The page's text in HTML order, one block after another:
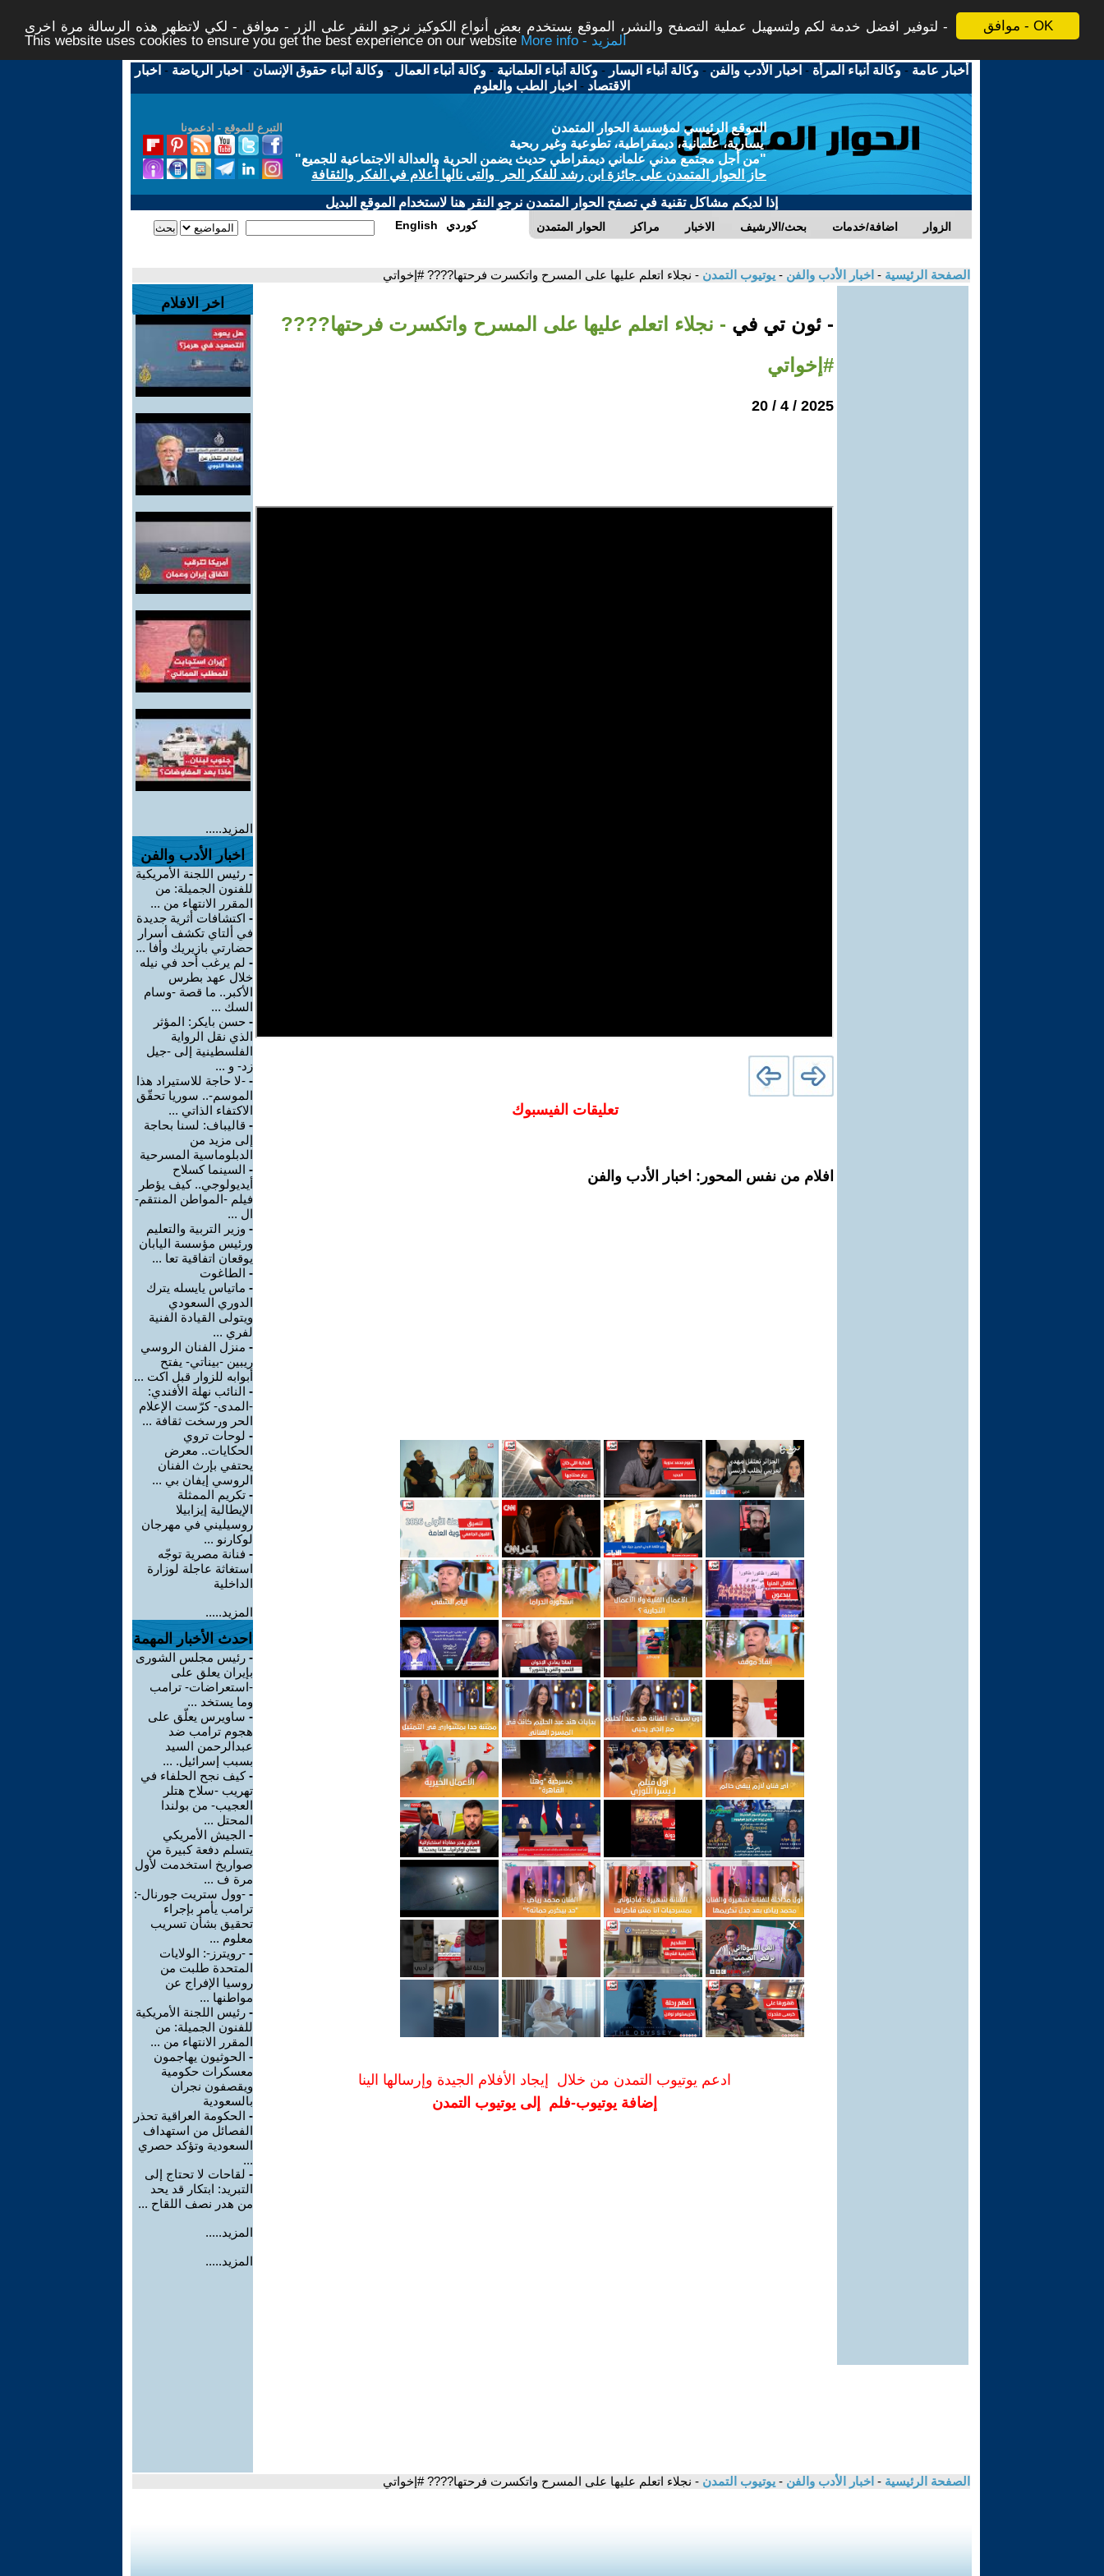
موافق - OK
لتوفير افضل خدمة لكم ولتسهيل عملية التصفح والنشر، الموقع يستخدم بعض أنواع الكوكيز نرجو النقر على الزر - موافق - لكي لاتظهر هذه الرسالة مرة اخرى -
This website uses cookies to ensure you get the best experience on our website
More info - المزيد
أخبار عامة -وكالة أنباء المرأة - اخبار الأدب والفن -وكالة أنباء اليسار -وكالة أنباء العلمانية -وكالة أنباء العمال -وكالة أنباء حقوق الإنسان - اخبار الرياضة - اخبار
الاقتصاد - اخبار الطب والعلوم
التبرع للموقع - ادعمونا
الموقع الرئيسي لمؤسسة الحوار المتمدن
يسارية، علمانية، ديمقراطية، تطوعية وغير ربحية
"من أجل مجتمع مدني علماني ديمقراطي حديث يضمن الحرية والعدالة الاجتماعية للجميع"
حاز الحوار المتمدن على جائزة ابن رشد للفكر الحر والتى نالها أعلام في الفكر والثقافة
إذا لديكم مشاكل تقنية في تصفح الحوار المتمدن نرجو النقر هنا لاستخدام الموقع البديل
الحوار المتمدن مراكز الاخبار بحث/الارشيف اضافة/خدمات الزوار English كوردي
الصفحة الرئيسية - اخبار الأدب والفن - يوتيوب التمدن - نجلاء اتعلم عليها على المسرح واتكسرت فرحتها???? #إخواتي
- ئون تي في - نجلاء اتعلم عليها على المسرح واتكسرت فرحتها????
#إخواتي
2025 / 4 / 20
تعليقات الفيسبوك
افلام من نفس المحور: اخبار الأدب والفن
ادعم يوتيوب التمدن من خلال إيجاد الأفلام الجيدة وإرسالها الينا
إضافة يوتيوب-فلم إلى يوتيوب التمدن
اخر الافلام
المزيد.....
اخبار الأدب والفن
- رئيس اللجنة الأمريكية
للفنون الجميلة: من
المقرر الانتهاء من ...
- اكتشافات أثرية جديدة
في ألتاي تكشف أسرار
حضارتي بازيريك وأفا ...
- لم يرغب أحد في نيله
خلال عهد بطرس
الأكبر.. ما قصة -وسام
السك ...
- حسن بايكر: المؤثر
الذي نقل الرواية
الفلسطينية إلى -جيل
زد- و ...
- -لا حاجة للاستيراد هذا
الموسم-.. سوريا تحقّق
الاكتفاء الذاتي ...
- قاليباف: لسنا بحاجة
إلى مزيد من
الدبلوماسية المسرحية
- السينما كسلاح
أيديولوجي.. كيف يؤطر
فيلم -المواطن المنتقم-
ال ...
- وزير التربية والتعليم
ورئيس مؤسسة اليابان
يوقعان اتفاقية تعا ...
- الطاغوت
- ماتياس يايسله يترك
الدوري السعودي
ويتولى القيادة الفنية
لفري ...
- منزل الفنان الروسي
ريبين -بيناتي- يفتح
أبوابه للزوار قبل اكت ...
- النائب نهلة الأفندي:
-المدى- كرّست الإعلام
الحر ورسخت ثقافة ...
- لوحات تروي
الحكايات.. معرض
يحتفي بإرث الفنان
الروسي إيفان بي ...
- تكريم الممثلة
الإيطالية إيزابيلا
روسيليني في مهرجان
لوكارنو ...
- فنانة مصرية توجّه
استغاثة عاجلة لوزارة
الداخلية
المزيد.....
احدث الأخبار المهمة
- رئيس مجلس الشورى
بإيران يعلق على
-استعراضات- ترامب
وما يستخد ...
- ساويرس يعلّق على
هجوم ترامب ضد
عبدالرحمن السيد
بسبب إسرائيل. ...
-كيف نجح الحلفاء في
تهريب -سلاح هتلر
العجيب- من بولندا
المحتل ...
- الجيش الأمريكي
يتسلم دفعة كبيرة من
صواريخ استخدمت لأول
مرة ف ...
- -وول ستريت جورنال-:
ترامب يأمر بإجراء
تحقيق بشأن تسريب
معلوم ...
- -رويترز-: الولايات
المتحدة طلبت من
روسيا الإفراج عن
مواطنها ...
- رئيس اللجنة الأمريكية
للفنون الجميلة: من
المقرر الانتهاء من ...
- الحوثيون يهاجمون
معسكرات حكومية
ويقصفون نجران
بالسعودية
- الحكومة العراقية تحذر
الفصائل من استهداف
السعودية وتؤكد حصري
...
- لقاحات لا تحتاج إلى
التبريد: ابتكار قد يحد
من هدر نصف اللقاح ...
المزيد.....
المزيد.....
الصفحة الرئيسية - اخبار الأدب والفن - يوتيوب التمدن - نجلاء اتعلم عليها على المسرح واتكسرت فرحتها???? #إخواتي